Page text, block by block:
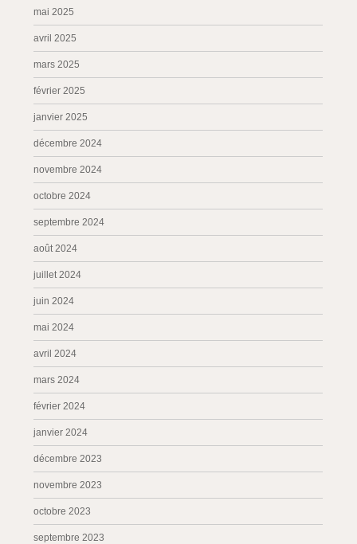
mai 2025
avril 2025
mars 2025
février 2025
janvier 2025
décembre 2024
novembre 2024
octobre 2024
septembre 2024
août 2024
juillet 2024
juin 2024
mai 2024
avril 2024
mars 2024
février 2024
janvier 2024
décembre 2023
novembre 2023
octobre 2023
septembre 2023